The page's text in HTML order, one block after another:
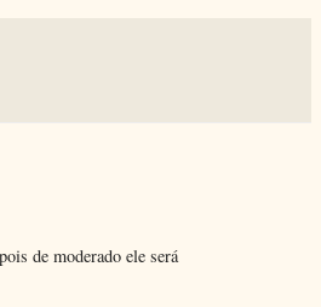
de moderado ele será